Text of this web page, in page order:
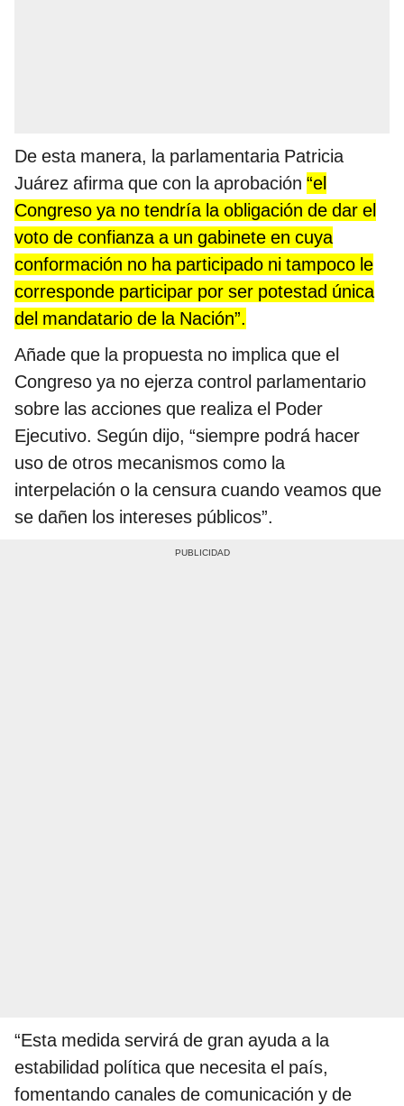
De esta manera, la parlamentaria Patricia
Juárez afirma que con la aprobación “el
Congreso ya no tendría la obligación de dar el
voto de confianza a un gabinete en cuya
conformación no ha participado ni tampoco le
corresponde participar por ser potestad única
del mandatario de la Nación”.
Añade que la propuesta no implica que el
Congreso ya no ejerza control parlamentario
sobre las acciones que realiza el Poder
Ejecutivo. Según dijo, “siempre podrá hacer
uso de otros mecanismos como la
interpelación o la censura cuando veamos que
se dañen los intereses públicos”.
“Esta medida servirá de gran ayuda a la
estabilidad política que necesita el país,
fomentando canales de comunicación y de